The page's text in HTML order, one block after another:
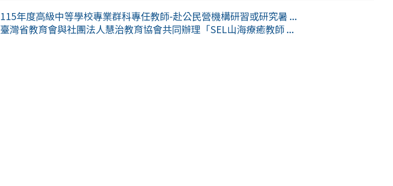
115年度高級中等學校專業群科專任教師-赴公民營機構研習或研究暑 ...
臺灣省教育會與社團法人慧治教育協會共同辦理「SEL山海療癒教師 ...